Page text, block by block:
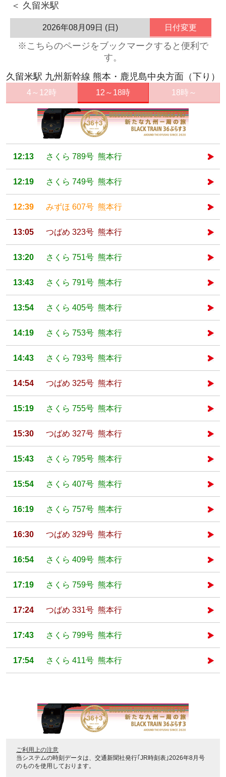
＜ 久留米駅
2026年08月09日 (日) 日付変更
※こちらのページをブックマークすると便利で
す。
久留米駅 九州新幹線 熊本・鹿児島中央方面（下り）
4～12時 12～18時 18時～
12:13 さくら 789号 熊本行
12:19 さくら 749号 熊本行
12:39 みずほ 607号 熊本行
13:05 つばめ 323号 熊本行
13:20 さくら 751号 熊本行
13:43 さくら 791号 熊本行
13:54 さくら 405号 熊本行
14:19 さくら 753号 熊本行
14:43 さくら 793号 熊本行
14:54 つばめ 325号 熊本行
15:19 さくら 755号 熊本行
15:30 つばめ 327号 熊本行
15:43 さくら 795号 熊本行
15:54 さくら 407号 熊本行
16:19 さくら 757号 熊本行
16:30 つばめ 329号 熊本行
16:54 さくら 409号 熊本行
17:19 さくら 759号 熊本行
17:24 つばめ 331号 熊本行
17:43 さくら 799号 熊本行
17:54 さくら 411号 熊本行
ご利用上の注意
当システムの時刻データは、 交通新聞社発行｢JR時刻表｣2026年8月号
のものを使用しております。